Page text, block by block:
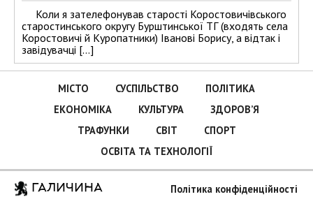
Коли я зателефонував старості Коростовичівського
старостинського округу Бурштинської ТГ (входять села
Коростовичі й Куропатники) Іванові Борису, а відтак і
завідувачці […]
МІСТО СУСПІЛЬСТВО
ПОЛІТИКА
ЕКОНОМІКА
КУЛЬТУРА
ЗДОРОВ’Я
ТРАФУНКИ
СВІТ
СПОРТ
ОСВІТА ТА ТЕХНОЛОГІЇ
ГАЛИЧИНА
Політика конфіденційності